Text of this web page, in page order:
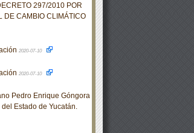
297/2010 POR
DE CAMBIO CLIMÁTICO
2020-07-10
2020-07-10
Pedro Enrique Góngora
Estado de Yucatán.